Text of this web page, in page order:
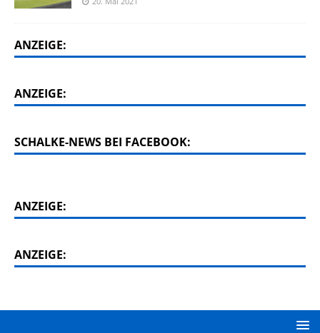
ANZEIGE:
ANZEIGE:
SCHALKE-NEWS BEI FACEBOOK:
ANZEIGE:
ANZEIGE: